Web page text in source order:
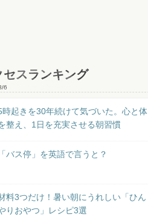
セスランキング
6
時起きを30年続けて気づいた。心と体
整え、1日を充実させる朝習慣
「バス停」を英語で言うと？
料3つだけ！暑い朝にうれしい「ひん
りおやつ」レシピ3選